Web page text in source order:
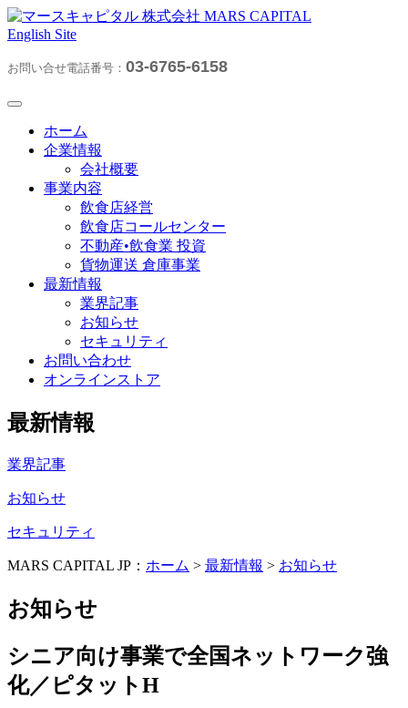
English Site
お問い合せ電話番号： 03-6765-6158
ホーム
企業情報
会社概要
事業内容
飲食店経営
飲食店コールセンター
不動産•飲食業 投資
貨物運送 倉庫事業
最新情報
業界記事
お知らせ
セキュリティ
お問い合わせ
オンラインストア
最新情報
業界記事
お知らせ
セキュリティ
MARS CAPITAL JP： ホーム > 最新情報 > お知らせ
お知らせ
シニア向け事業で全国ネットワーク強
化／ピタットH